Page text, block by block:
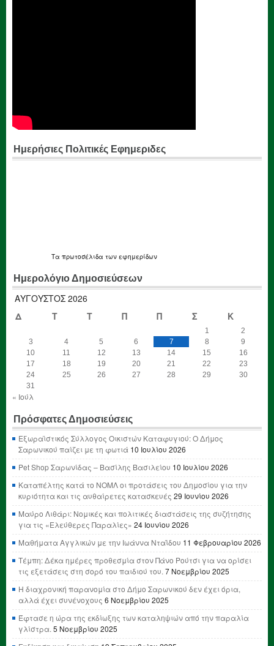
Ημερήσιες Πολιτικές Εφημεριδες
Τα πρωτοσέλιδα των εφημερίδων
Ημερολόγιο Δημοσιεύσεων
ΑΎΓΟΥΣΤΟΣ 2026
Δ
Τ Τ Π Π Σ Κ
1
2
3
4 5 6 7 8
9
10
11 12 13 14 15
16
17
18 19 20 21 22
23
24
25 26 27 28 29
30
31
« Ιούλ
Πρόσφατες Δημοσιεύσεις
Εξωραϊστικός Σύλλογος Οικιστών Καταφυγιού: Ο Δήμος
Σαρωνικού παίζει με τη φωτιά 10 Ιουλίου 2026
Pet Shop Σαρωνίδας – Βασίλης Βασιλείου 10 Ιουλίου 2026
Καταπέλτης κατά το ΝΟΜΛ οι προτάσεις του Δημοσίου για την
κυριότητα και τις αυθαίρετες κατασκευές 29 Ιουνίου 2026
Μαύρο Λιθάρι: Νομικές και πολιτικές διαστάσεις της συζήτησης
για τις «Ελεύθερες Παραλίες» 24 Ιουνίου 2026
Μαθήματα Αγγλικών με την Ιωάννα Νταΐδου 11 Φεβρουαρίου 2026
Τέμπη: Δέκα ημέρες προθεσμία στον Πάνο Ρούτσι για να ορίσει
τις εξετάσεις στη σορό του παιδιού του. 7 Νοεμβρίου 2025
Η διαχρονική παρανομία στο Δήμο Σαρωνικού δεν έχει όρια,
αλλά έχει συνένοχους 6 Νοεμβρίου 2025
Έφτασε η ώρα της εκδίωξης των καταληψιών από την παραλία
γλίστρα. 5 Νοεμβρίου 2025